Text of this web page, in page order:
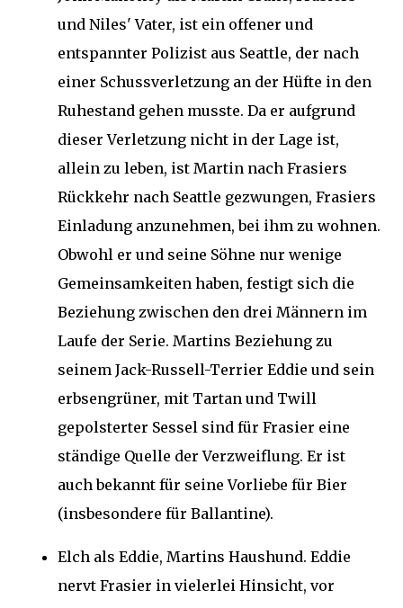
und Niles' Vater, ist ein offener und
entspannter Polizist aus Seattle, der nach
einer Schussverletzung an der Hüfte in den
Ruhestand gehen musste. Da er aufgrund
dieser Verletzung nicht in der Lage ist,
allein zu leben, ist Martin nach Frasiers
Rückkehr nach Seattle gezwungen, Frasiers
Einladung anzunehmen, bei ihm zu wohnen.
Obwohl er und seine Söhne nur wenige
Gemeinsamkeiten haben, festigt sich die
Beziehung zwischen den drei Männern im
Laufe der Serie. Martins Beziehung zu
seinem Jack-Russell-Terrier Eddie und sein
erbsengrüner, mit Tartan und Twill
gepolsterter Sessel sind für Frasier eine
ständige Quelle der Verzweiflung. Er ist
auch bekannt für seine Vorliebe für Bier
(insbesondere für Ballantine).
Elch als Eddie, Martins Haushund. Eddie
nervt Frasier in vielerlei Hinsicht, vor